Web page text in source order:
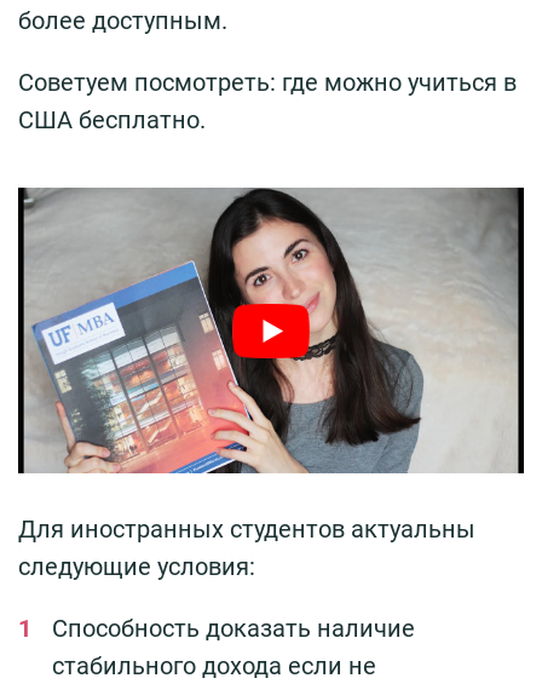
более доступным.
Советуем посмотреть: где можно учиться в
США бесплатно.
Для иностранных студентов актуальны
следующие условия:
Способность доказать наличие
стабильного дохода если не